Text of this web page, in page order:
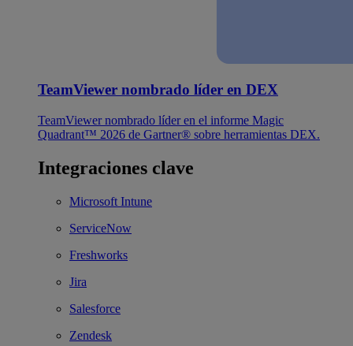
TeamViewer nombrado líder en DEX
TeamViewer nombrado líder en el informe Magic
Quadrant™ 2026 de Gartner® sobre herramientas DEX.
Integraciones clave
Microsoft Intune
ServiceNow
Freshworks
Jira
Salesforce
Zendesk